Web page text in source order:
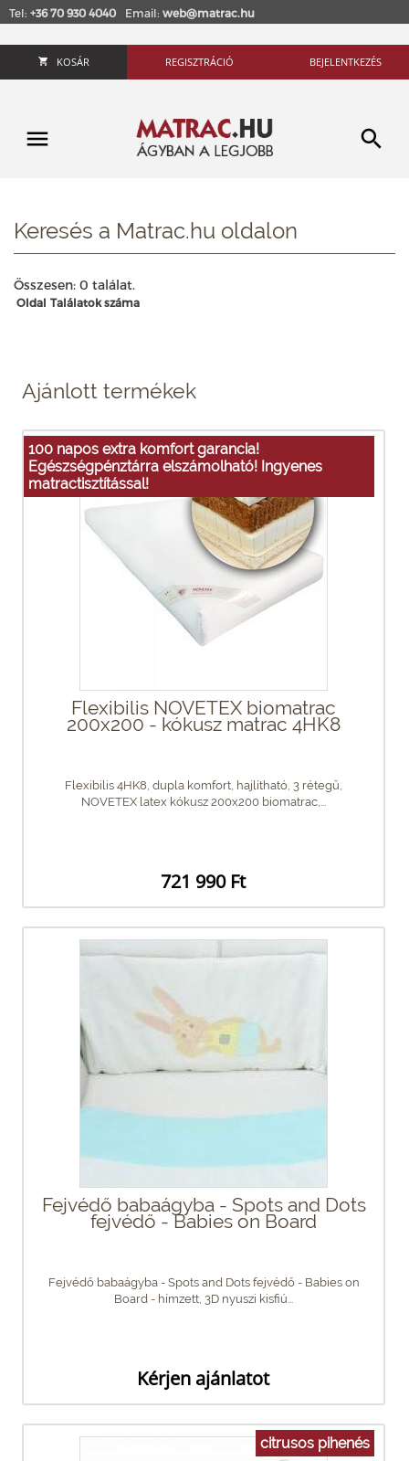
Tel: +36 70 930 4040 Email: web@matrac.hu
KOSÁR REGISZTRÁCIÓ BEJELENTKEZÉS
Keresés a Matrac.hu oldalon
Összesen: 0 találat.
Oldal Találatok száma
Ajánlott termékek
100 napos extra komfort garancia!
Egészségpénztárra elszámolható! Ingyenes
matractisztítással!
Flexibilis NOVETEX biomatrac
200x200 - kókusz matrac 4HK8
Flexibilis 4HK8, dupla komfort, hajlítható, 3 rétegű,
NOVETEX latex kókusz 200x200 biomatrac,...
721 990 Ft
Fejvédő babaágyba - Spots and Dots
fejvédő - Babies on Board
Fejvédő babaágyba - Spots and Dots fejvédő - Babies on
Board - hímzett, 3D nyuszi kisfiú...
Kérjen ajánlatot
citrusos pihenés